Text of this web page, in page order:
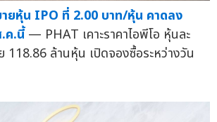
ายหุ้น IPO ที่ 2.00 บาท/หุ้น คาดลง
ค.นี้ — PHAT เคาะราคาไอพีโอ หุ้นละ
118.86 ล้านหุ้น เปิดจองซื้อระหว่างวัน